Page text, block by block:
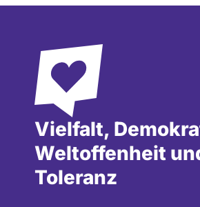
Vielfalt,
Weltoffenheit
Toleranz